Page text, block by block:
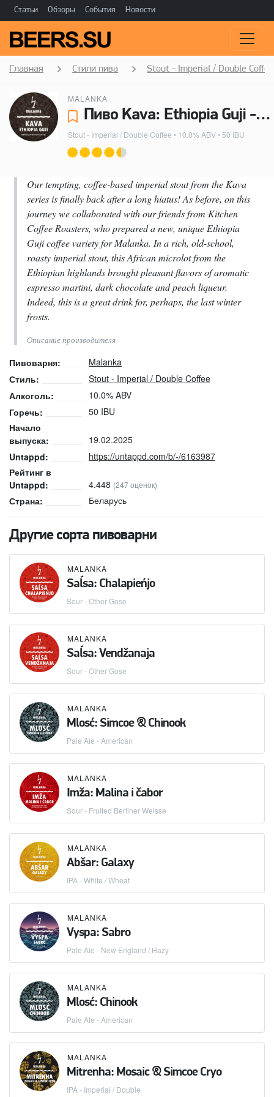
Статьи Обзоры События Новости
Главная Стили пива Stout - Imperial / Double Coffee
MALANKA
Пиво Kava: Ethiopia Guji - Malanka
Stout - Imperial / Double Coffee • 10.0% ABV • 50 IBU
Our tempting, coffee-based imperial stout from the Kava
series is finally back after a long hiatus! As before, on this
journey we collaborated with our friends from Kitchen
Coffee Roasters, who prepared a new, unique Ethiopia
Guji coffee variety for Malanka. In a rich, old-school,
roasty imperial stout, this African microlot from the
Ethiopian highlands brought pleasant flavors of aromatic
espresso martini, dark chocolate and peach liqueur.
Indeed, this is a great drink for, perhaps, the last winter
frosts.
Описание производителя
Пивоварня:
Malanka
Стиль:
Stout - Imperial / Double Coffee
Алкоголь:
10.0% ABV
Горечь:
50 IBU
Начало
выпуска:
19.02.2025
Untappd:
https://untappd.com/b/-/6163987
Рейтинг в
Untappd:
4.448 (247 оценок)
Страна: Беларусь
Другие сорта пивоварни
MALANKA
Saĺsa: Chalapieńjo
Sour - Other Gose
MALANKA
Saĺsa: Vendžanaja
Sour - Other Gose
MALANKA
Mlosć: Simcoe & Chinook
Pale Ale - American
MALANKA
Imža: Malina i čabor
Sour - Fruited Berliner Weisse
MALANKA
Abšar: Galaxy
IPA - White / Wheat
MALANKA
Vyspa: Sabro
Pale Ale - New England / Hazy
MALANKA
Mlosć: Chinook
Pale Ale - American
MALANKA
Mitrenha: Mosaic & Simcoe Cryo
IPA - Imperial / Double